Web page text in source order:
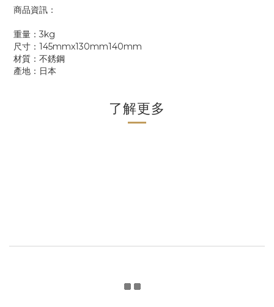
商品資訊：
重量：3kg
尺寸：145mmx130mm140mm
材質：不銹鋼
產地：日本
了解更多